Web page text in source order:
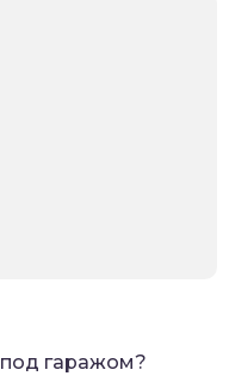
гаражом?